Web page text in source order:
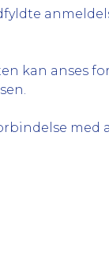
kan anses
med